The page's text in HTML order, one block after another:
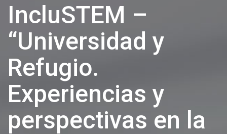
IncluSTEM –
“Universidad y
Refugio.
Experiencias y
perspectivas en la